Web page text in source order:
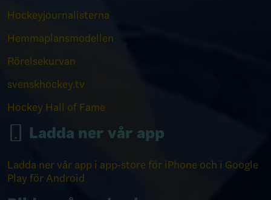
Hockeyjournalisterna
Hemmaplansmodellen
Rörelsekurvan
svenskhockey.tv
Hockey Hall of Fame
Ladda ner vår app
Ladda ner vår app i app-store för iPhone och i Google
Play för Android